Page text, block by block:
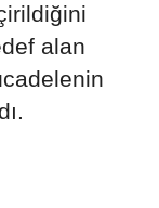
alan